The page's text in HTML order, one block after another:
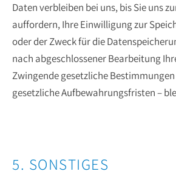
Daten verbleiben bei uns, bis Sie uns
auffordern, Ihre Einwilligung zur
oder der Zweck für die
nach abgeschlossener Bearbeitung
Zwingende gesetzliche
gesetzliche Aufbewahrungsfristen –
5. SONSTIGES